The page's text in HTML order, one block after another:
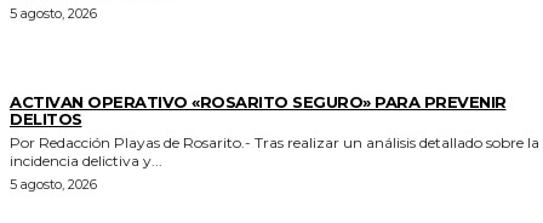
5 agosto, 2026
ACTIVAN OPERATIVO «ROSARITO SEGURO» PARA PREVENIR
DELITOS
Por Redacción Playas de Rosarito.- Tras realizar un análisis detallado sobre la
incidencia delictiva y...
5 agosto, 2026